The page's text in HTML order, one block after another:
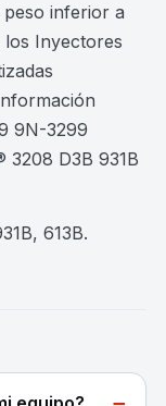
inferior a
Inyectores
9N-3299
3208 D3B 931B
613B.